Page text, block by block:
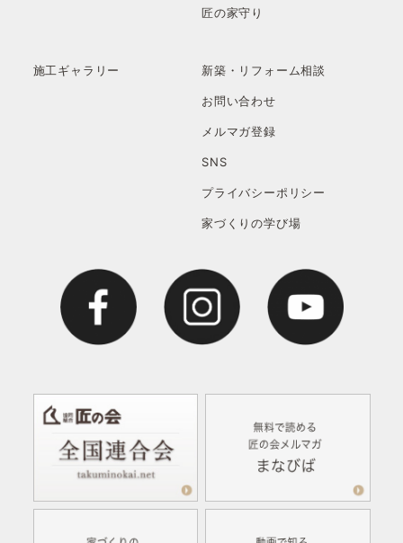
匠の家守り
施工ギャラリー 新築・リフォーム相談
お問い合わせ
メルマガ登録
SNS
プライバシーポリシー
家づくりの学び場